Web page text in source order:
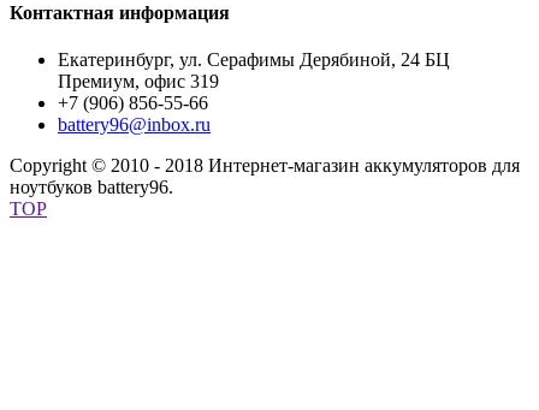
Контактная информация
Екатеринбург, ул. Серафимы Дерябиной, 24 БЦ
Премиум, офис 319
+7 (906) 856-55-66
battery96@inbox.ru
Copyright © 2010 - 2018 Интернет-магазин аккумуляторов для
ноутбуков battery96.
TOP